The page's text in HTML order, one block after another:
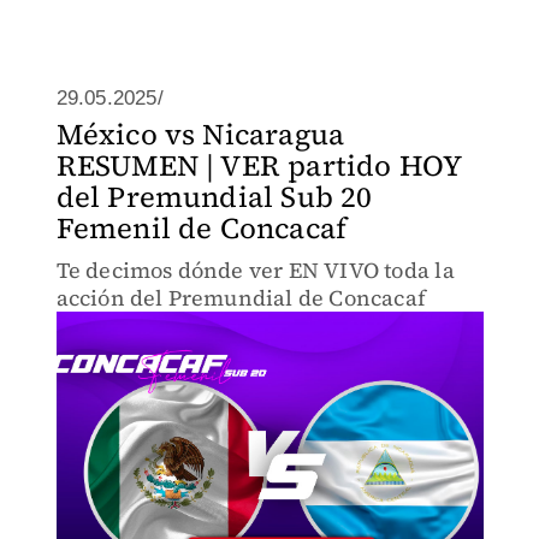
29.05.2025/
México vs Nicaragua
RESUMEN | VER partido HOY
del Premundial Sub 20
Femenil de Concacaf
Te decimos dónde ver EN VIVO toda la
acción del Premundial de Concacaf